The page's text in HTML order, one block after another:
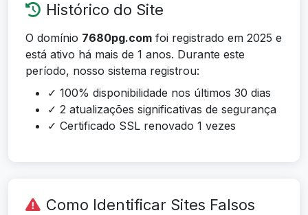
Histórico do Site
O domínio 7680pg.com foi registrado em 2025 e
está ativo há mais de 1 anos. Durante este
período, nosso sistema registrou:
✓ 100% disponibilidade nos últimos 30 dias
✓ 2 atualizações significativas de segurança
✓ Certificado SSL renovado 1 vezes
Como Identificar Sites Falsos